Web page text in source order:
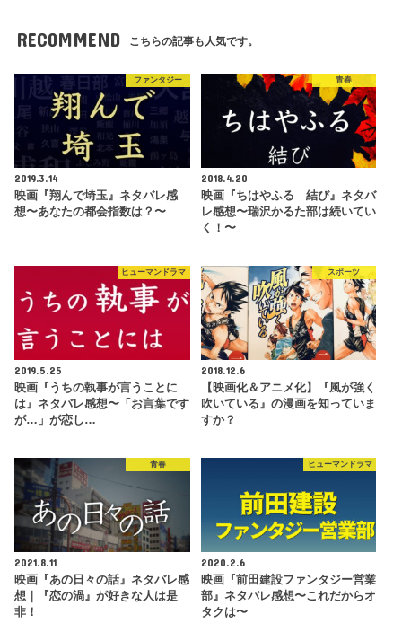
RECOMMEND こちらの記事も人気です。
ファンタジー
2019.3.14
映画『翔んで埼玉』ネタバレ感
想〜あなたの都会指数は？〜
青春
2018.4.20
映画『ちはやふる 結び』ネタバ
レ感想〜瑞沢かるた部は続いてい
く！〜
ヒューマンドラマ
2019.5.25
映画『うちの執事が言うことに
は』ネタバレ感想〜「お言葉です
が…」が恋し…
スポーツ
2018.12.6
【映画化＆アニメ化】『風が強く
吹いている』の漫画を知っていま
すか？
青春
2021.8.11
映画『あの日々の話』ネタバレ感
想｜『恋の渦』が好きな人は是
非！
ヒューマンドラマ
2020.2.6
映画『前田建設ファンタジー営業
部』ネタバレ感想〜これだからオ
タクは〜